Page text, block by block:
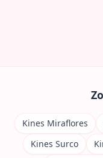
Kines Miraflores
Kines Surco